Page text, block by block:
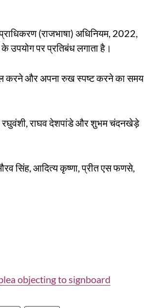
प्राधिकरण (राजभाषा) अधिनियम, 2022,
उपयोग पर प्रतिबंध लगाता है।
करने और अपना रुख स्पष्ट करने का समय
रघुवंशी, राघव देशपांडे और शुभम चंदनखेड़े
सिंह, आदित्य कृष्णा, प्रीत एस फणसे,
objecting to signboard